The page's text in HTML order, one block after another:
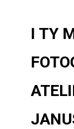
I TY